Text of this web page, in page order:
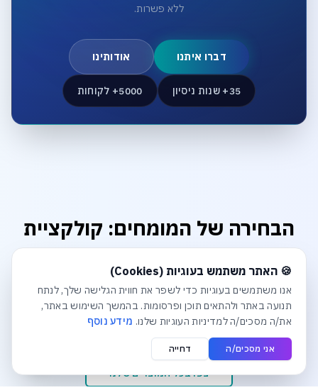
ללא פשרות.
דברו איתנו אודותינו
35+ שנות ניסיון 5000+ לקוחות
הבחירה של המומחים: קולקציית
הפרימיום
מוצרים שנבחרו בקפידה כדי להבטיח לכם ביצועים, אמינות
ואיכות ללא פשרות. דברו עם המומחים שלנו להתאמה אישית.
צפו בכל המוצרים שלנו
חלונית עוגיות נפתחה אוטומטית. לסגירה יש ללחוץ על כפתור
🍪 האתר משתמש בעוגיות (Cookies)
אנו משתמשים בעוגיות כדי לשפר את חווית הגלישה שלך, לנתח
תנועה באתר ולהתאים תוכן ופרסומות. בהמשך השימוש באתר,
את/ה מסכים/ה למדיניות העוגיות שלנו. מידע נוסף
אני מסכים/ה דחייה